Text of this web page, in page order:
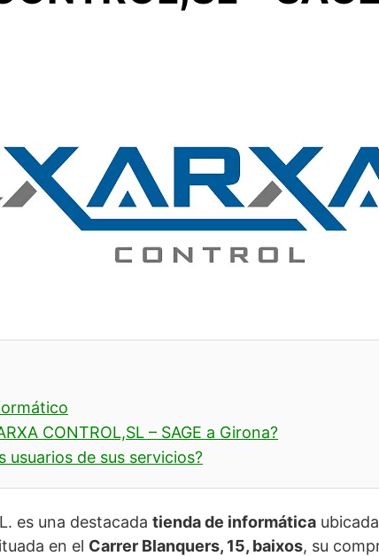
CONTROL,SL – SAGE a Girona?
usuarios de sus servicios?
es una destacada tienda de informática
en el Carrer Blanquers, 15, baixos, su